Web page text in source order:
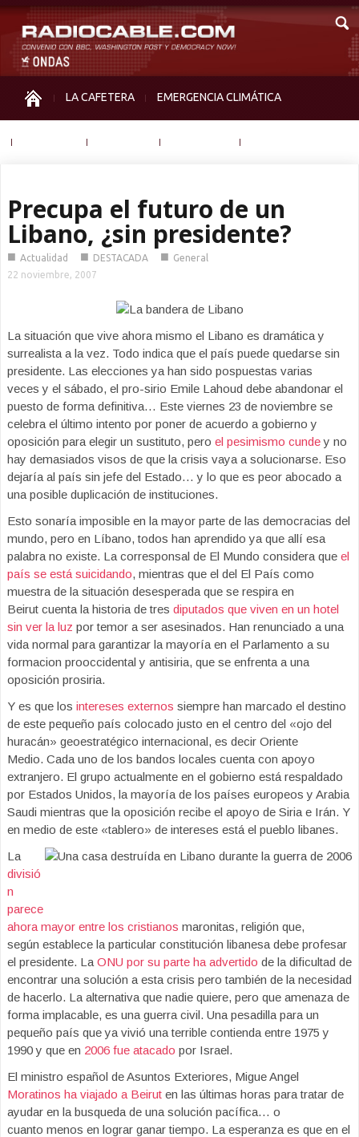
LA CAFETERA EMERGENCIA CLIMÁTICA
Precupa el futuro de un
Libano, ¿sin presidente?
■ Actualidad ■ DESTACADA ■ General
22 noviembre, 2007
La situación que vive ahora mismo el Libano es dramática y
surrealista a la vez. Todo indica que el país puede quedarse sin
presidente. Las elecciones ya han sido pospuestas varias
veces y el sábado, el pro-sirio Emile Lahoud debe abandonar el
puesto de forma definitiva… Este viernes 23 de noviembre se
celebra el último intento por poner de acuerdo a gobierno y
oposición para elegir un sustituto, pero el pesimismo cundey no
hay demasiados visos de que la crisis vaya a solucionarse. Eso
dejaría al país sin jefe del Estado… y lo que es peor abocado a
una posible duplicación de instituciones.
Esto sonaría imposible en la mayor parte de las democracias del
mundo, pero en Líbano, todos han aprendido ya que allí esa
palabra no existe. La corresponsal de El Mundo considera que el
país se está suicidando, mientras que el del El País como
muestra de la situación desesperada que se respira en
Beirut cuenta la historia de tres diputados que viven en un hotel
sin ver la luz por temor a ser asesinados. Han renunciado a una
vida normal para garantizar la mayoría en el Parlamento a su
formacion prooccidental y antisiria, que se enfrenta a una
oposición prosiria.
Y es que los intereses externos siempre han marcado el destino
de este pequeño país colocado justo en el centro del «ojo del
huracán» geoestratégico internacional, es decir Oriente
Medio. Cada uno de los bandos locales cuenta con apoyo
extranjero. El grupo actualmente en el gobierno está respaldado
por Estados Unidos, la mayoría de los países europeos y Arabia
Saudi mientras que la oposición recibe el apoyo de Siria e Irán. Y
en medio de este «tablero» de intereses está el pueblo libanes.
La
divisió
n
parece
ahora mayor entre los cristianos maronitas, religión que,
según establece la particular constitución libanesa debe profesar
el presidente. La ONU por su parte ha advertido de la dificultad de
encontrar una solución a esta crisis pero también de la necesidad
de hacerlo. La alternativa que nadie quiere, pero que amenaza de
forma implacable, es una guerra civil. Una pesadilla para un
pequeño país que ya vivió una terrible contienda entre 1975 y
1990 y que en 2006 fue atacado por Israel.
El ministro español de Asuntos Exteriores, Migue Angel
Moratinos ha viajado a Beirut en las últimas horas para tratar de
ayudar en la busqueda de una solución pacífica… o
cuanto menos en lograr ganar tiempo. La esperanza es que en el